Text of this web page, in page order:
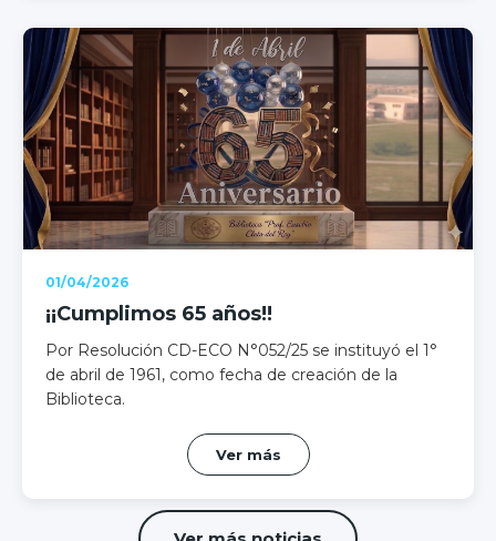
01/04/2026
¡¡Cumplimos 65 años!!
Por Resolución CD-ECO N°052/25 se instituyó el 1°
de abril de 1961, como fecha de creación de la
Biblioteca.
Ver más